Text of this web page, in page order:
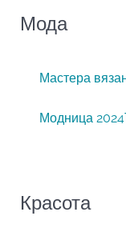
Мода
Мастера
Модница 2024
Красота